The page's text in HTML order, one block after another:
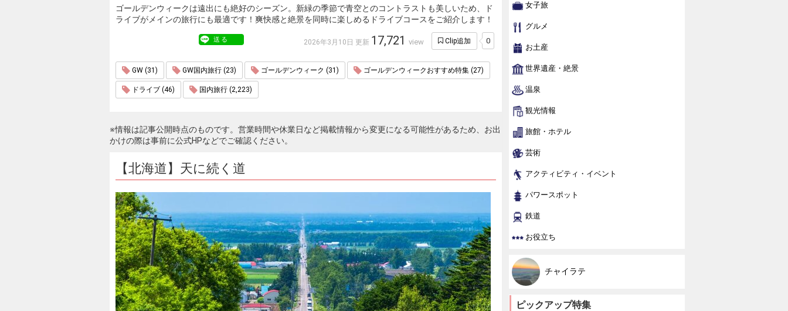
ゴールデンウィークは遠出にも絶好のシーズン。新緑の季節で青空とのコントラストも美しいため、ド
ライブがメインの旅行にも最適です！爽快感と絶景を同時に楽しめるドライブコースをご紹介します！
送る 2026年3月10日 更新 17,721view Clip追加 0
GW (31) GW国内旅行 (23) ゴールデンウィーク (31) ゴールデンウィークおすすめ特集 (27)
ドライブ (46) 国内旅行 (2,223)
※情報は記事公開時点のものです。営業時間や休業日など掲載情報から変更になる可能性があるため、お出
かけの際は事前に公式HPなどでご確認ください。
【北海道】天に続く道
女子旅
グルメ
お土産
世界遺産・絶景
温泉
観光情報
旅館・ホテル
芸術
アクティビティ・イベント
パワースポット
鉄道
お役立ち
チャイラテ
ピックアップ特集